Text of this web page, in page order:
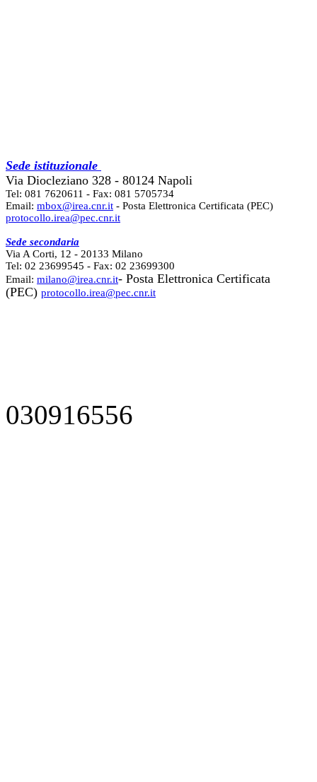
Sede istituzionale
Via Diocleziano 328 - 80124 Napoli
Tel: 081 7620611 - Fax: 081 5705734
Email: mbox@irea.cnr.it - Posta Elettronica Certificata (PEC)
protocollo.irea@pec.cnr.it
Sede secondaria
Via A Corti, 12 - 20133 Milano
Tel: 02 23699545 - Fax: 02 23699300
Email: milano@irea.cnr.it- Posta Elettronica Certificata
(PEC) protocollo.irea@pec.cnr.it
030916556